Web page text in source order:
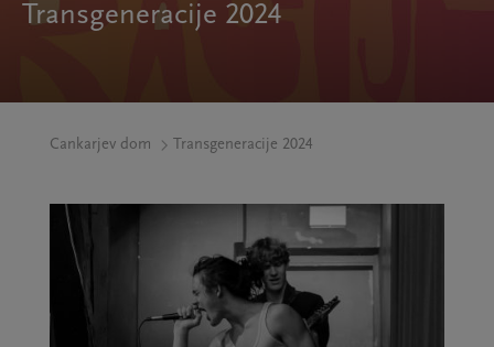
Transgeneracije 2024
Cankarjev dom Transgeneracije 2024